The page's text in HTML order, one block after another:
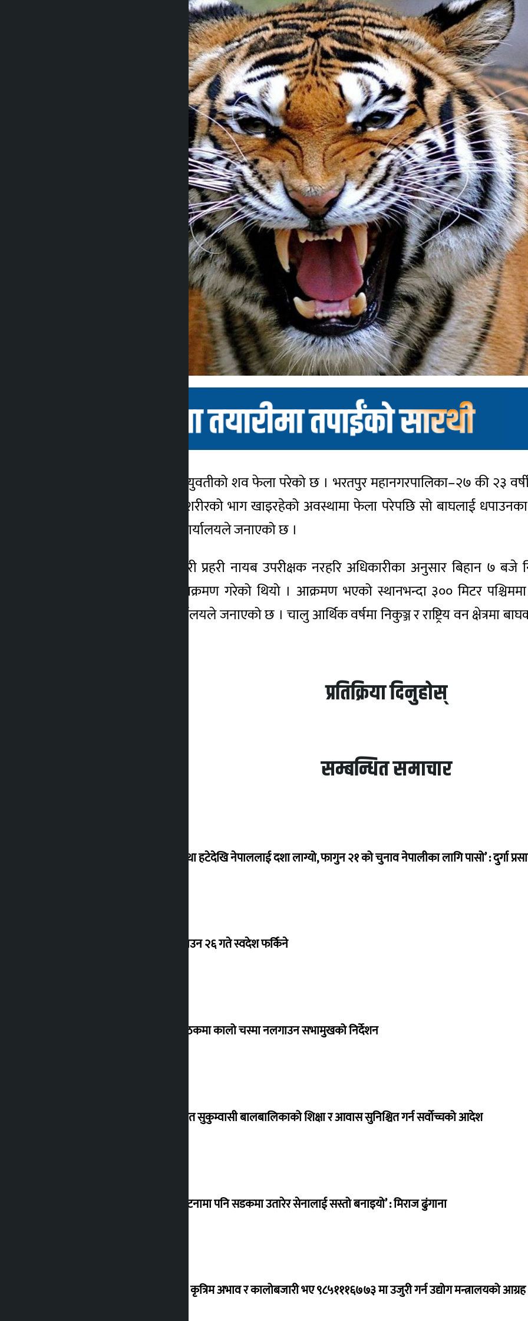
भरतपुर । निगुरो टिप्न गएकी युवतीको शव फेला परेको छ । भरतपुर महानगरपालिका–२७ की २३
फेला परेको हो । बस्नेतको शरीरको भाग खाइरहेको अवस्थामा फेला परेपछि सो बाघलाई
फायर गरेको जिल्ला प्रहरी कार्यालयले जनाएको छ ।
कार्यालयका सूचना अधिकारी प्रहरी नायब उपरीक्षक नरहरि अधिकारीका अनुसार बिहान ७ बजे
सामुदायिक वनमा बाघले आक्रमण गरेको थियो । आक्रमण भएको स्थानभन्दा ३०० मिटर
बस्नेतको शव भेटिएको कार्यालयले जनाएको छ । चालु आर्थिक वर्षमा निकुञ्ज र राष्ट्रिय वन
प्रतिक्रिया दिनुहोस्
सम्बन्धित समाचार
‘राजसंस्था हटेदेखि नेपाललाई दशा लाग्यो, फागुन २१ को चुनाव नेपालीका लागि पासो’ : दुर्गा
देउवा साउन २६ गते स्वदेश फर्किने
संसद् बैठकमा कालो चस्मा नलगाउन सभामुखको निर्देशन
विस्थापित सुकुम्वासी बालबालिकाको शिक्षा र आवास सुनिश्चित गर्न सर्वोच्चको आदेश
‘सानो घटनामा पनि सडकमा उतारेर सेनालाई सस्तो बनाइयो’ : मिराज ढुंगाना
ग्यासको कृत्रिम अभाव र कालोबजारी भए ९८५१११६७७३ मा उजुरी गर्न उद्योग मन्त्रालयको आग्रह